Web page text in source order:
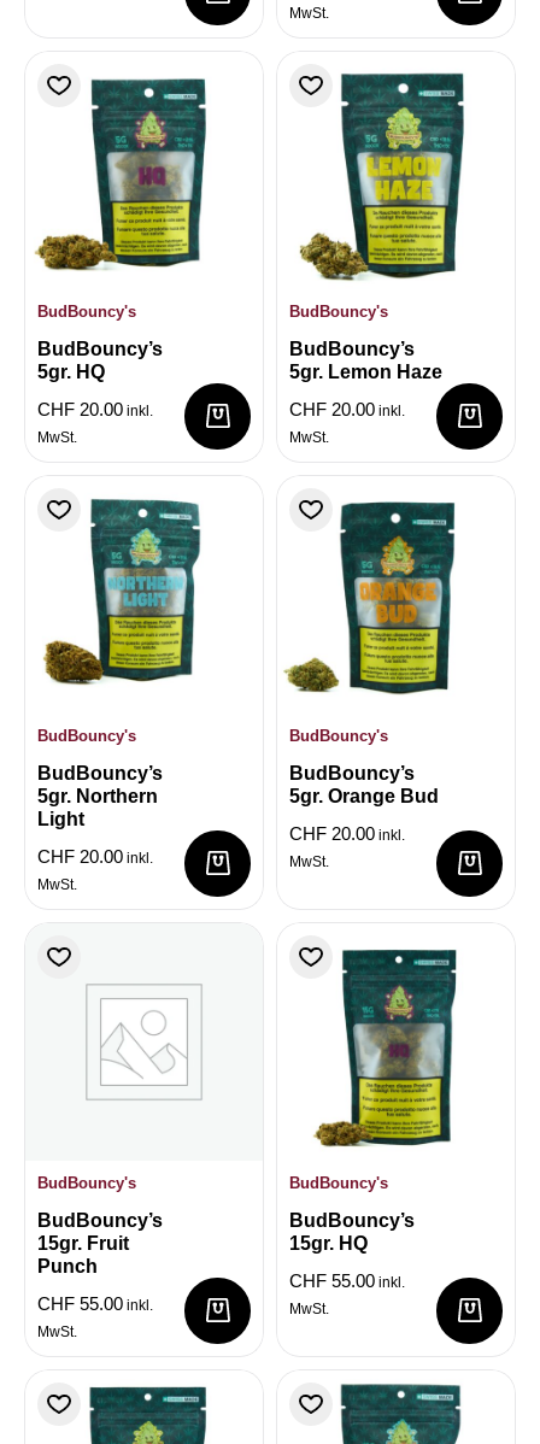
MwSt.
BudBouncy's
BudBouncy’s
5gr. HQ
CHF 20.00 inkl.
MwSt.
BudBouncy's
BudBouncy’s
5gr. Lemon Haze
CHF 20.00 inkl.
MwSt.
BudBouncy's
BudBouncy’s
5gr. Northern
Light
CHF 20.00 inkl.
MwSt.
BudBouncy's
BudBouncy’s
5gr. Orange Bud
CHF 20.00 inkl.
MwSt.
BudBouncy's
BudBouncy’s
15gr. Fruit
Punch
CHF 55.00 inkl.
MwSt.
BudBouncy's
BudBouncy’s
15gr. HQ
CHF 55.00 inkl.
MwSt.